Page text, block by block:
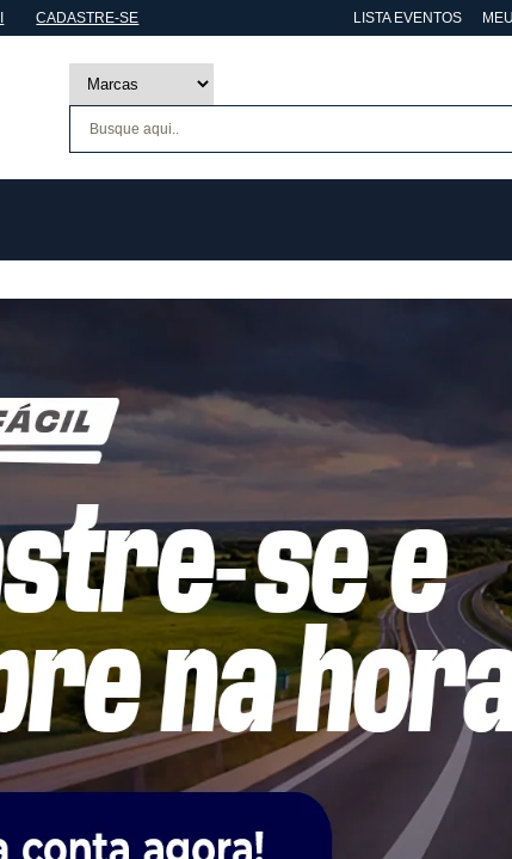
CADASTRE-SE LISTA EVENTOS